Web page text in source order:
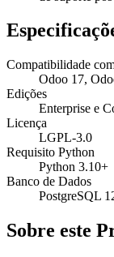
Compatibilidade
Odoo 17,
Edições
Enterprise e
Licença
LGPL-3.0
Requisito Python
Python 3.10+
Banco de Dados
PostgreSQL
Sobre este